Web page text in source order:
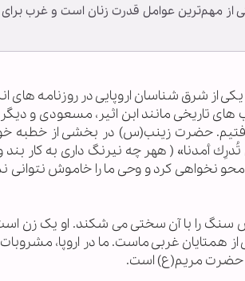
مهم‌ترین عوامل قدرت زنان است و غرب برای
یکی از شرق شناسان اروپایی در روزنامه
تاریخی مانند ابن اثیر، مسعودی و
حضرت زینب(س) در بخشی از خطبه
أمدنا» ( ههر چه نيرنگ دارى به كار
محو نخواهى كرد و وحى ما را خاموش نتوانى
را با آن سختی می شکند. او یک زن
از همتایان غربی ماست. ما در اروپا،
حضرت مریم(ع) است.